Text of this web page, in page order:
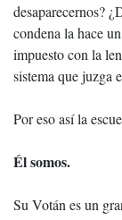
desaparecernos?
condena la hace
impuesto con la
sistema que juzga
Por eso así la
Él somos.
Su Votán es un